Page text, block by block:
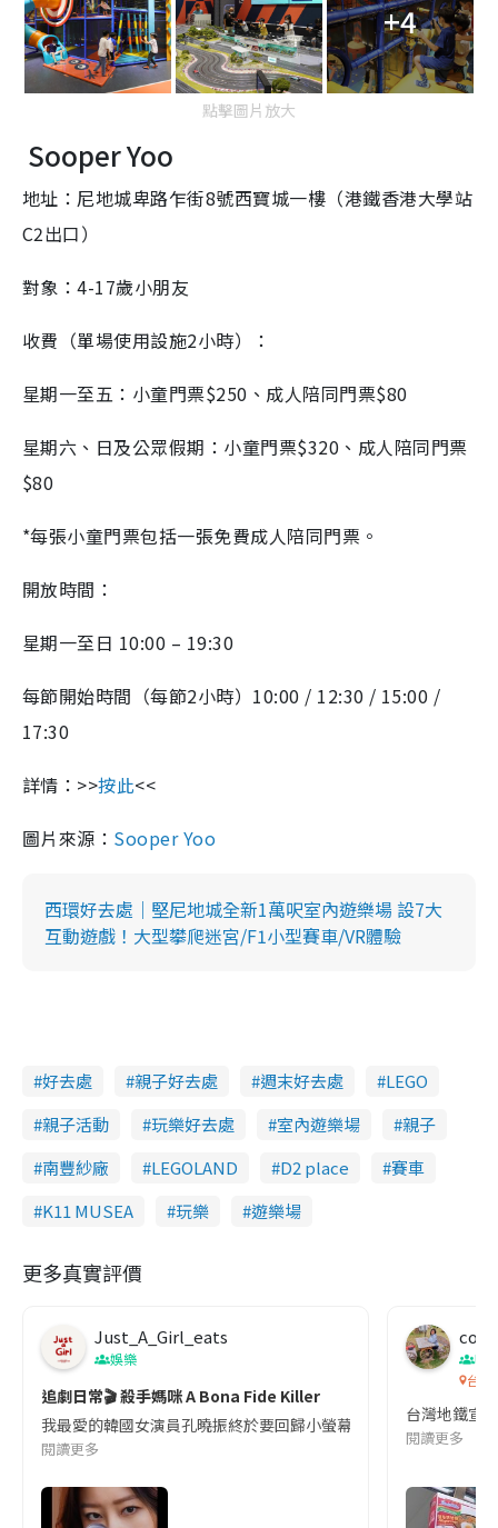
+4
點擊圖片放大
Sooper Yoo
地址：尼地城卑路乍街8號西寶城一樓（港鐵香港大學站
C2出口）
對象：4-17歲小朋友
收費（單場使用設施2小時）：
星期一至五：小童門票$250 、成人陪同門票$80
星期六、日及公眾假期：小童門票$320 、成人陪同門票
$80
*每張小童門票包括一張免費成人陪同門票。
開放時間：
星期一至日 10:00 – 19:30
每節開始時間（每節2小時） 10:00 / 12:30 / 15:00 /
17:30
詳情： >>按此<<
圖片來源： Sooper Yoo
西環好去處｜堅尼地城全新1萬呎室內遊樂場 設7大
互動遊戲！大型攀爬迷宮/F1小型賽車/VR體驗
好去處 親子好去處 週末好去處
LEGO
親子活動
玩樂好去處 室內遊樂場
親子
南豐紗廠
LEGOLAND D2 place
賽車
K11 MUSEA
玩樂 遊樂場
更多真實評價
Just_A_Girl_eats
娛樂
追劇日常🎬 殺手媽咪 A Bona Fide Killer
我最愛的韓國女演員孔曉振終於要回歸小螢幕啦!這次的劇本改編
閱讀更多
co
吹
台灣
台灣地鐵宣
閱讀更多